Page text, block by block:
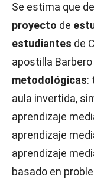
Se estima que
proyecto de
estudiantes de
apostilla Barbero
metodológicas:
aula invertida,
aprendizaje
aprendizaje
aprendizaje
basado en